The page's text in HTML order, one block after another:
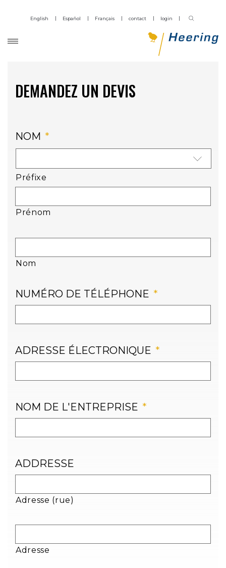
English Español Français contact login
DEMANDEZ UN DEVIS
NOM *
Préfixe
Prénom
Nom
NUMÉRO DE TÉLÉPHONE *
ADRESSE ÉLECTRONIQUE *
NOM DE L'ENTREPRISE *
ADDRESSE
Adresse (rue)
Adresse